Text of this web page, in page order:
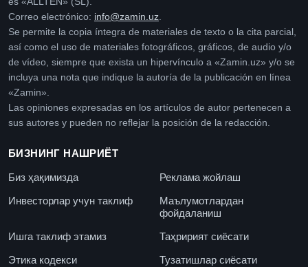
Correo electrónico: info@zamin.uz.
Se permite la copia íntegra de materiales de texto o la cita parcial,
así como el uso de materiales fotográficos, gráficos, de audio y/o
de vídeo, siempre que exista un hipervínculo a «Zamin.uz» y/o se
incluya una nota que indique la autoría de la publicación en línea
«Zamin».
Las opiniones expresadas en los artículos de autor pertenecen a
sus autores y pueden no reflejar la posición de la redacción.
БИЗНИНГ НАШРИЁТ
Биз ҳақимизда
Реклама жойлаш
Инвесторлар учун таклиф
Маълумотлардан
фойдаланиш
Ишга таклиф этамиз
Таҳририят сиёсати
Этика кодекси
Тузатишлар сиёсати